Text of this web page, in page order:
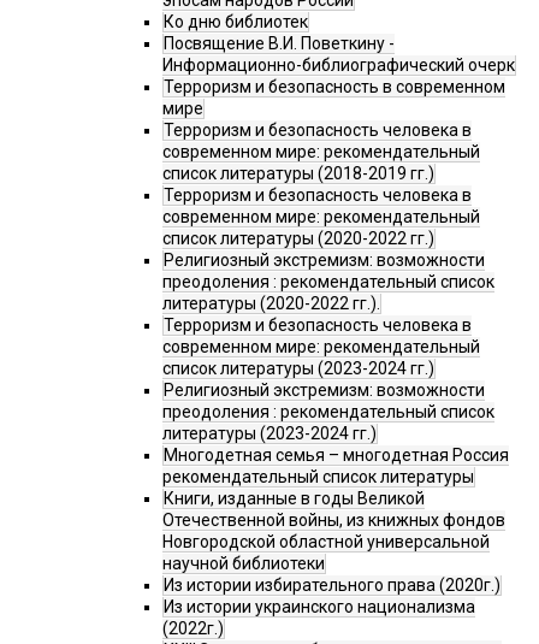
Ко дню библиотек
Посвящение В.И. Поветкину -
Информационно-библиографический очерк
Терроризм и безопасность в современном
мире
Терроризм и безопасность человека в
современном мире: рекомендательный
список литературы (2018-2019 гг.)
Терроризм и безопасность человека в
современном мире: рекомендательный
список литературы (2020-2022 гг.)
Религиозный экстремизм: возможности
преодоления : рекомендательный список
литературы (2020-2022 гг.).
Терроризм и безопасность человека в
современном мире: рекомендательный
список литературы (2023-2024 гг.)
Религиозный экстремизм: возможности
преодоления : рекомендательный список
литературы (2023-2024 гг.)
Многодетная семья – многодетная Россия
рекомендательный список литературы
Книги, изданные в годы Великой
Отечественной войны, из книжных фондов
Новгородской областной универсальной
научной библиотеки
Из истории избирательного права (2020г.)
Из истории украинского национализма
(2022г.)